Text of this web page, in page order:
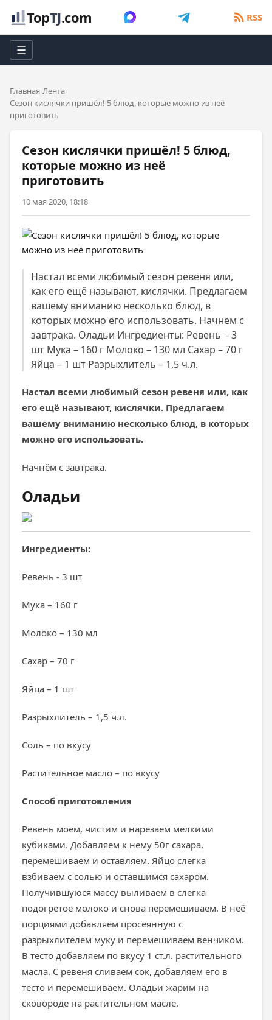
TopTJ.com RSS
☰
Главная Лента
Сезон кислячки пришёл! 5 блюд, которые можно из неё
приготовить
Сезон кислячки пришёл! 5 блюд,
которые можно из неё
приготовить
10 мая 2020, 18:18
Настал всеми любимый сезон ревеня или,
как его ещё называют, кислячки. Предлагаем
вашему вниманию несколько блюд, в
которых можно его использовать. Начнём с
завтрака. Оладьи Ингредиенты: Ревень - 3
шт Мука – 160 г Молоко – 130 мл Сахар – 70 г
Яйца – 1 шт Разрыхлитель – 1,5 ч.л.
Настал всеми любимый сезон ревеня или, как
его ещё называют, кислячки. Предлагаем
вашему вниманию несколько блюд, в которых
можно его использовать.
Начнём с завтрака.
Оладьи
Ингредиенты:
Ревень - 3 шт
Мука – 160 г
Молоко – 130 мл
Сахар – 70 г
Яйца – 1 шт
Разрыхлитель – 1,5 ч.л.
Соль – по вкусу
Растительное масло – по вкусу
Способ приготовления
Ревень моем, чистим и нарезаем мелкими
кубиками. Добавляем к нему 50г сахара,
перемешиваем и оставляем. Яйцо слегка
взбиваем с солью и оставшимся сахаром.
Получившуюся массу выливаем в слегка
подогретое молоко и снова перемешиваем. В неё
порциями добавляем просеянную с
разрыхлителем муку и перемешиваем венчиком.
В тесто добавляем по вкусу 1 ст.л. растительного
масла. С ревеня сливаем сок, добавляем его в
тесто и перемешиваем. Оладьи жарим на
сковороде на растительном масле.